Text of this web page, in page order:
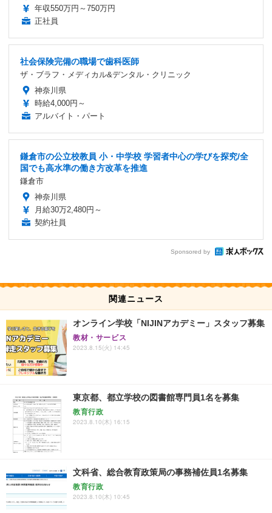
年収550万円～750万円
正社員
社会保険完備の職場で歯科医師
ザ・ブラフ・メディカル&デンタル・クリニック
神奈川県
時給4,000円～
アルバイト・パート
鎌倉市の公立校教員 小・中学校 学習者中心の学びを探究/全
国でも高水準の働き方改革を推進
鎌倉市
神奈川県
月給30万2,480円～
契約社員
Sponsored by
関連ニュース
オンライン学校「NIJINアカデミー」スタッフ募集
教材・サービス
2023.8.15(火) 14:45
東京都、都立学校の図書館専門員1名を募集
教育行政
2023.8.10(木) 16:15
文科省、総合教育政策局の事務補佐員1名募集
教育行政
2023.8.10(木) 10:45